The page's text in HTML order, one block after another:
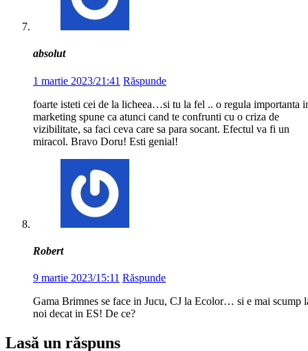
absolut
1 martie 2023/21:41 Răspunde
foarte isteti cei de la licheea…si tu la fel .. o regula importanta
marketing spune ca atunci cand te confrunti cu o criza de
vizibilitate, sa faci ceva care sa para socant. Efectul va fi un
miracol. Bravo Doru! Esti genial!
Robert
9 martie 2023/15:11 Răspunde
Gama Brimnes se face in Jucu, CJ la Ecolor… si e mai scump
noi decat in ES! De ce?
Lasă un răspuns